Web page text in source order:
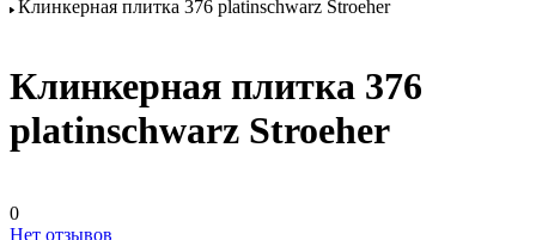
Клинкерная плитка 376 platinschwarz Stroeher
Клинкерная плитка 376
platinschwarz Stroeher
0
Нет отзывов